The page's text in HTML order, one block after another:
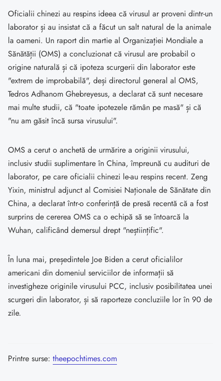
Oficialii chinezi au respins ideea că virusul ar proveni dintr-un
laborator și au insistat că a făcut un salt natural de la animale
la oameni. Un raport din martie al Organizației Mondiale a
Sănătății (OMS) a concluzionat că virusul are probabil o
origine naturală și că ipoteza scurgerii din laborator este
"extrem de improbabilă", deși directorul general al OMS,
Tedros Adhanom Ghebreyesus, a declarat că sunt necesare
mai multe studii, că "toate ipotezele rămân pe masă" și că
"nu am găsit încă sursa virusului".
OMS a cerut o anchetă de urmărire a originii virusului,
inclusiv studii suplimentare în China, împreună cu audituri de
laborator, pe care oficialii chinezi le-au respins recent. Zeng
Yixin, ministrul adjunct al Comisiei Naționale de Sănătate din
China, a declarat într-o conferință de presă recentă că a fost
surprins de cererea OMS ca o echipă să se întoarcă la
Wuhan, calificând demersul drept "neștiințific".
În luna mai, președintele Joe Biden a cerut oficialilor
americani din domeniul serviciilor de informații să
investigheze originile virusului PCC, inclusiv posibilitatea unei
scurgeri din laborator, și să raporteze concluziile lor în 90 de
zile.
Printre surse: theepochtimes.com